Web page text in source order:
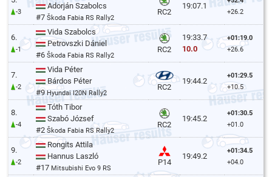
-3
Adorján Szabolcs
#7Škoda Fabia RS Rally2
RC2
19:07.1
+26.2
6.
-1
Vida Szabolcs
Petrovszki Dániel
#6Škoda Fabia RS Rally2
RC2
19:33.7
10.0
+01:19.0
+26.6
7.
-2
Vida Péter
Bárdos Péter
#9Hyundai I20N Rally2
RC2
19:44.2
+01:29.5
+10.5
8.
-4
Tóth Tibor
Szabó József
#2Škoda Fabia RS Rally2
RC2
19:45.2
+01:30.5
+01.0
9.
-2
Rongits Attila
Hannus Laszló
#17 Mitsubishi Evo 9 RS
P14
19:49.2
+01:34.5
+04.0